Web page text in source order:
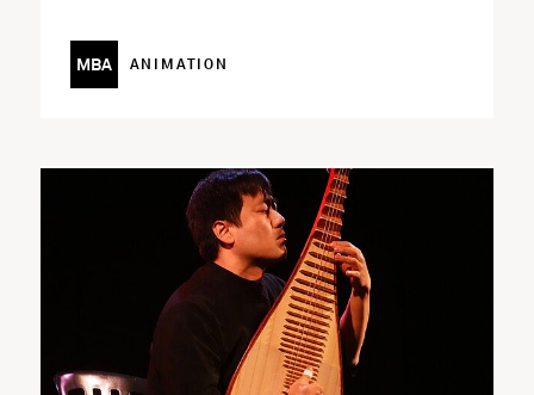
MBA ANIMATION
En savoir plus sur l'activité Nouvel An Chinois : Concert